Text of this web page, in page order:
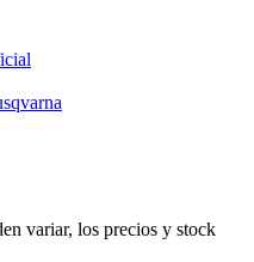
variar, los precios y stock